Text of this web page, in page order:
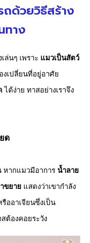
ถด้วยวิธีสร้าง
ทาง
ล่นๆ เพราะ แมวเป็นสัตว์
งเปลี่ยนที่อยู่อาศัย
ได้ง่าย ทาสอย่างเราจึง
ด
หากแมวมีอาการ น้ำลาย
ขยาย แสดงว่าเขากำลัง
ออาเจียนซึ่งเป็น
ต้องคอยระวัง